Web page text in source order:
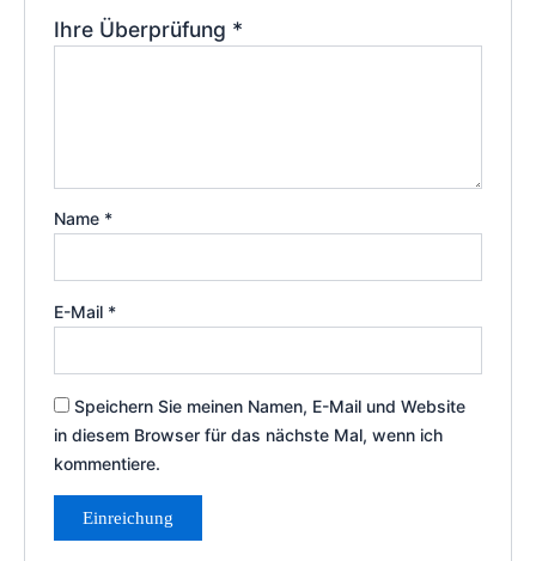
Ihre Überprüfung *
Name *
E-Mail *
Speichern Sie meinen Namen, E-Mail und Website
in diesem Browser für das nächste Mal, wenn ich
kommentiere.